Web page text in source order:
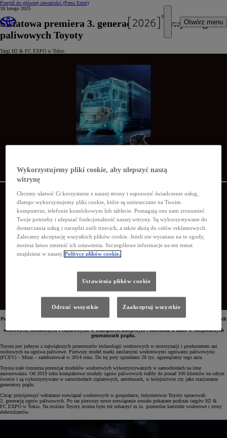
Przejdź do głównej zawartości (Press Enter)
Otwórz menu
18 lutego 2025
Światowa premiera 3. generacji wodorowych ogniw
paliwowych Toyoty
Targi H2 & FC EXPO w Tokio
Podczas tegorocznych targów H2 & FC EXPO w Tokio Toyota zaprezentowała 3. generację wodorowych
ogniw paliwowych. Bardziej wydajny i niezawodny system będzie wykorzystywany w samochodach
osobowych, dostawczych i ciężarowych, w transporcie kolejowym i morskim, a także w stacjonarnych
generatorach prądu.
Toyota jest jednym z największych promotorów technologii wodorowych w motoryzacji i producentem aut
osobowych na ogniwa paliwowe. Pierwszy model marki zasilanymi wodorowymi ogniwami paliwowymi
(FCEV) – Mirai – zadebiutował w 2014 roku. Do tej pory sprzedano 28 tys. egzemplarzy tego auta.
Toyota stale rozszerza potencjał modułów wodorowych wykorzystywanych w samochodach na inne
zastosowania. Od 2019 roku kompaktowe moduły ogniw paliwowych trafiły do ponad 100 klientów na całym
świecie i są wykorzystywane w samochodach ciężarowych, autobusach, w kolejnictwie czy jako stacjonarne
generatory prądu.
Chcąc przyspieszyć wdrażanie rozwiązań wodorowych w gospodarce, inżynierowie Toyoty opracowali
3. generację ogniw paliwowych. Po raz pierwszy nowe rozwiązanie zostało pokazane podczas targów H2 &
FC EXPO w Tokio. Na stoisku Toyoty można było też zobaczyć m.in. przenośne kartridże wodorowe i stosy
elektrolizerów.
Wykorzystujemy pliki cookie, aby ulepszyć naszą
witrynę
Chcemy ułatwić Ci korzystanie z naszej strony i usprawnić świadczenie usług,
dlatego wykorzystujemy pliki cookie, które są umieszczane na Twoim
komputerze, telefonie komórkowym lub tablecie. Pomagają one nam zrozumieć
Twoje potrzeby i ulepszać funkcjonalność naszej witryny. Są wykorzystywane do
dostarczania usług i narzędzi osób trzecich, a także służą do celów reklamowych.
Zalecamy akceptację wszystkich plików cookie. Jeżeli nie wyrażasz na to zgody,
możesz łatwo zmienić ich ustawienia. Szczegółowe informacje na ten temat
znajdziesz w naszej Polityce plików cookie.
Ustawienia plików cookie
Odrzuć wszystkie Zaakceptuj wszystkie